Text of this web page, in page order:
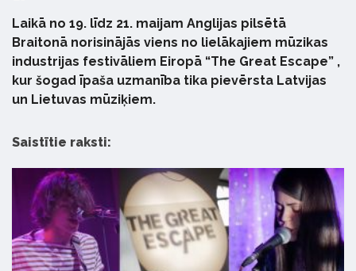
Laikā no 19. līdz 21. maijam Anglijas pilsētā
Braitonā norisinājās viens no lielākajiem mūzikas
industrijas festivāliem Eiropā “The Great Escape” ,
kur šogad īpaša uzmanība tika pievērsta Latvijas
un Lietuvas mūziķiem.
Saistītie raksti: